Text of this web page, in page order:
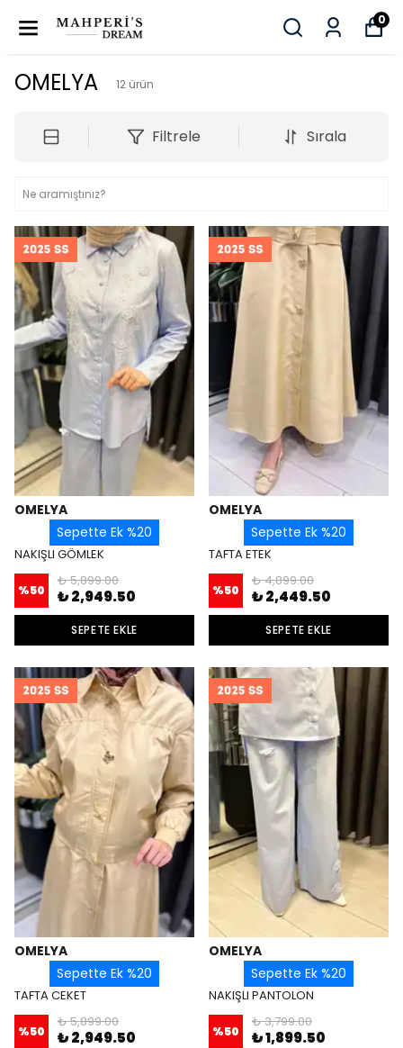
0
OMELYA 12 ürün
Filtrele Sırala
OMELYA
Sepette Ek %20
NAKIŞLI GÖMLEK
%50
₺ 5,899.00
₺ 2,949.50
SEPETE EKLE
OMELYA
Sepette Ek %20
TAFTA ETEK
%50
₺ 4,899.00
₺ 2,449.50
SEPETE EKLE
OMELYA
Sepette Ek %20
TAFTA CEKET
%50
₺ 5,899.00
₺ 2,949.50
OMELYA
Sepette Ek %20
NAKIŞLI PANTOLON
%50
₺ 3,799.00
₺ 1,899.50